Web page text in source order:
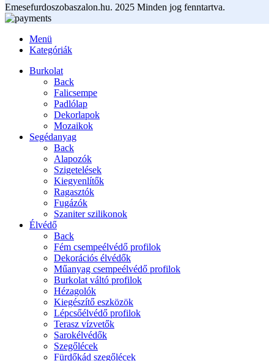
Emesefurdoszobaszalon.hu. 2025 Minden jog fenntartva.
Menü
Kategóriák
Burkolat
Back
Falicsempe
Padlólap
Dekorlapok
Mozaikok
Segédanyag
Back
Alapozók
Szigetelések
Kiegyenlítők
Ragasztók
Fugázók
Szaniter szilikonok
Élvédő
Back
Fém csempeélvédő profilok
Dekorációs élvédők
Műanyag csempeélvédő profilok
Burkolat váltó profilok
Hézagolók
Kiegészítő eszközök
Lépcsőélvédő profilok
Terasz vízvetők
Sarokélvédők
Szegőlécek
Fürdőkád szegőlécek